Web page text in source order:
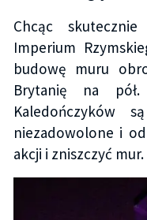
Chcąc
Imperium
budowę muru
Brytanię na
Kaledończyków
niezadowolone i
akcji i zniszczyć mur.